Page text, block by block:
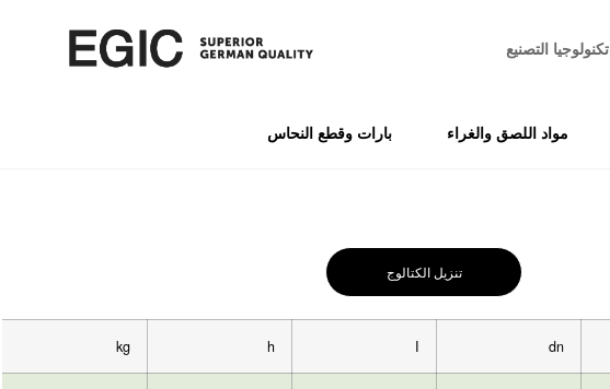
تكنولوجيا التصنيع
مواد اللصق والغراء بارات وقطع النحاس
تنزيل الكتالوج
dn
I
h
kg